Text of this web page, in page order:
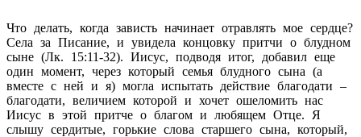
Что делать, когда зависть начинает отравлять мое сердце?
Села за Писание, и увидела концовку притчи о блудном
сыне (Лк. 15:11-32). Иисус, подводя итог, добавил еще
один момент, через который семья блудного сына (а
вместе с ней и я) могла испытать действие благодати –
благодати, величием которой и хочет ошеломить нас
Иисус в этой притче о благом и любящем Отце. Я
слышу сердитые, горькие слова старшего сына, который,